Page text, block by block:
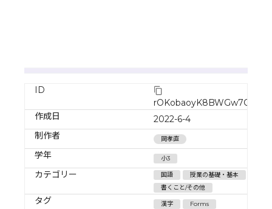
ID
作成日
2022-6-4
制作者
岡孝直
学年 小3
カテゴリー 国語
授業の基礎・基本
書くこと/その他
タグ 漢字 Forms